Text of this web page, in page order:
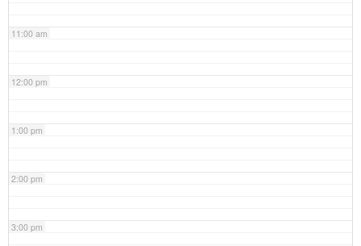
11:00 am
12:00 pm
1:00 pm
2:00 pm
3:00 pm